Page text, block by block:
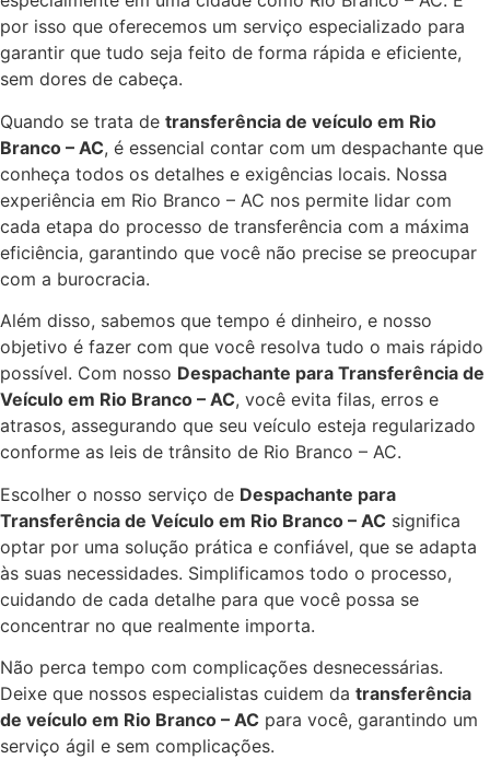
por isso que oferecemos um serviço especializado para
garantir que tudo seja feito de forma rápida e eficiente,
sem dores de cabeça.
Quando se trata de transferência de veículo em Rio
Branco – AC, é essencial contar com um despachante que
conheça todos os detalhes e exigências locais. Nossa
experiência em Rio Branco – AC nos permite lidar com
cada etapa do processo de transferência com a máxima
eficiência, garantindo que você não precise se preocupar
com a burocracia.
Além disso, sabemos que tempo é dinheiro, e nosso
objetivo é fazer com que você resolva tudo o mais rápido
possível. Com nosso Despachante para Transferência de
Veículo em Rio Branco – AC, você evita filas, erros e
atrasos, assegurando que seu veículo esteja regularizado
conforme as leis de trânsito de Rio Branco – AC.
Escolher o nosso serviço de Despachante para
Transferência de Veículo em Rio Branco – AC significa
optar por uma solução prática e confiável, que se adapta
às suas necessidades. Simplificamos todo o processo,
cuidando de cada detalhe para que você possa se
concentrar no que realmente importa.
Não perca tempo com complicações desnecessárias.
Deixe que nossos especialistas cuidem da transferência
de veículo em Rio Branco – AC para você, garantindo um
serviço ágil e sem complicações.